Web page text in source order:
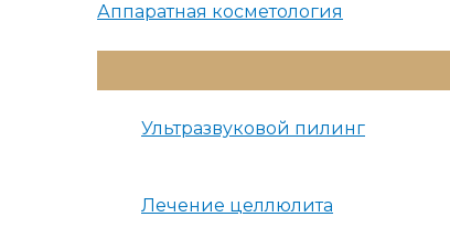
Аппаратная косметология
Меню
Ультразвуковой пилинг
Лечение целлюлита